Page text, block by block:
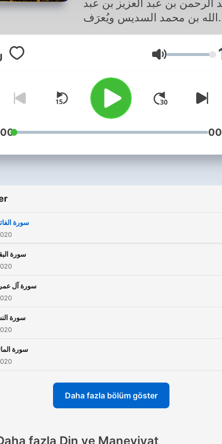
الرحمن بن عبد العزيز بن عبد
الله بن محمد السديس ويُعرَف
هو الرئيس العام لشؤون
الحرام والمسجد النبوي
وإمام وخطيب بالحرم المكي
و بين سعود بن إبراهيم بن
بن إبراهيم آل شريم من فخذ
من بني زيد المعروفة في
نجد هو إمام وخطيب المسجد
الحرام وقاضي سابق بالمحكمة
Ses
سورة
سورة
سورة آل
سورة
سورة
Daha fazla bölüm göster
fazla Din ve Maneviyat